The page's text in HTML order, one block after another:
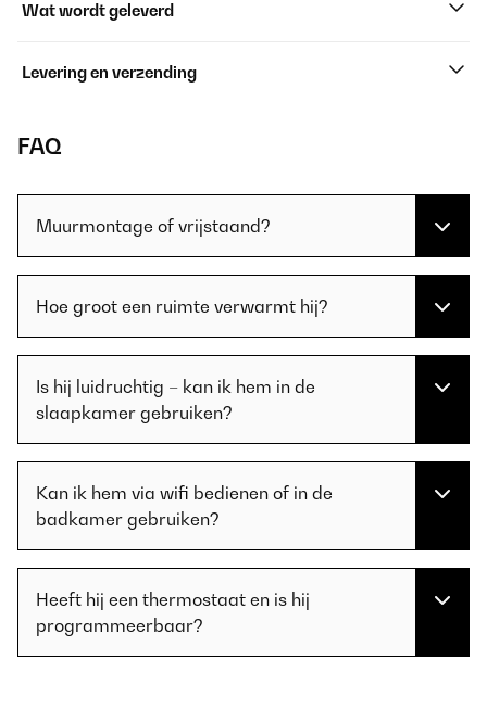
Wat wordt geleverd
Levering en verzending
FAQ
Muurmontage of vrijstaand?
Hoe groot een ruimte verwarmt hij?
Is hij luidruchtig – kan ik hem in de
slaapkamer gebruiken?
Kan ik hem via wifi bedienen of in de
badkamer gebruiken?
Heeft hij een thermostaat en is hij
programmeerbaar?